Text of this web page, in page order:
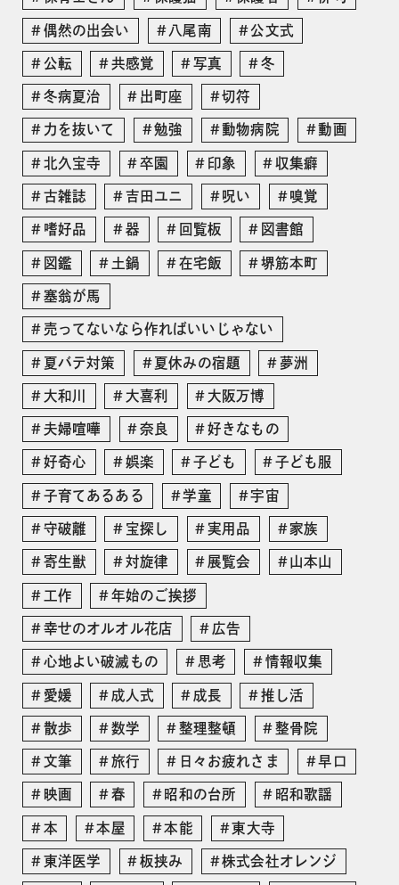
偶然の出会い 八尾南 公文式
公転 共感覚 写真 冬
冬病夏治 出町座 切符
力を抜いて 勉強 動物病院 動画
北久宝寺 卒園 印象 収集癖
古雑誌 吉田ユニ 呪い 嗅覚
嗜好品 器 回覧板 図書館
図鑑 土鍋 在宅飯 堺筋本町
塞翁が馬
売ってないなら作ればいいじゃない
夏バテ対策 夏休みの宿題 夢洲
大和川 大喜利 大阪万博
夫婦喧嘩 奈良 好きなもの
好奇心 娯楽 子ども 子ども服
子育てあるある 学童 宇宙
守破離 宝探し 実用品 家族
寄生獣 対旋律 展覧会 山本山
工作 年始のご挨拶
幸せのオルオル花店 広告
心地よい破滅もの 思考 情報収集
愛媛 成人式 成長 推し活
散歩 数学 整理整頓 整骨院
文筆 旅行 日々お疲れさま 早口
映画 春 昭和の台所 昭和歌謡
本 本屋 本能 東大寺
東洋医学 板挟み 株式会社オレンジ